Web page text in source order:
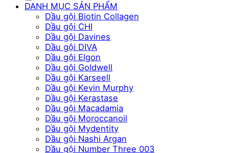
DANH MỤC SẢN PHẨM
Dầu gội Biotin Collagen
Dầu gội CHI
Dầu gội Davines
Dầu gội DIVA
Dầu gội Elgon
Dầu gội Goldwell
Dầu gội Karseell
Dầu gội Kevin Murphy
Dầu gội Kerastase
Dầu gội Macadamia
Dầu gội Moroccanoil
Dầu gội Mydentity
Dầu gội Nashi Argan
Dầu gội Number Three 003